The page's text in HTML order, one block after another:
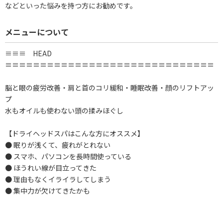
などといった悩みを持つ方にお勧めです。
メニューについて
≡≡≡ HEAD
≡≡≡≡≡≡≡≡≡≡≡≡≡≡≡≡≡≡≡≡≡≡≡≡≡≡≡≡≡≡
脳と眼の疲労改善・肩と首のコリ緩和・睡眠改善・顔のリフトアッ
プ
水もオイルも使わない頭の揉みほぐし
【ドライヘッドスパはこんな方にオススメ】
● 眠りが浅くて、疲れがとれない
● スマホ、パソコンを長時間使っている
● ほうれい線が目立ってきた
● 理由もなくイライラしてしまう
● 集中力が欠けてきたかも